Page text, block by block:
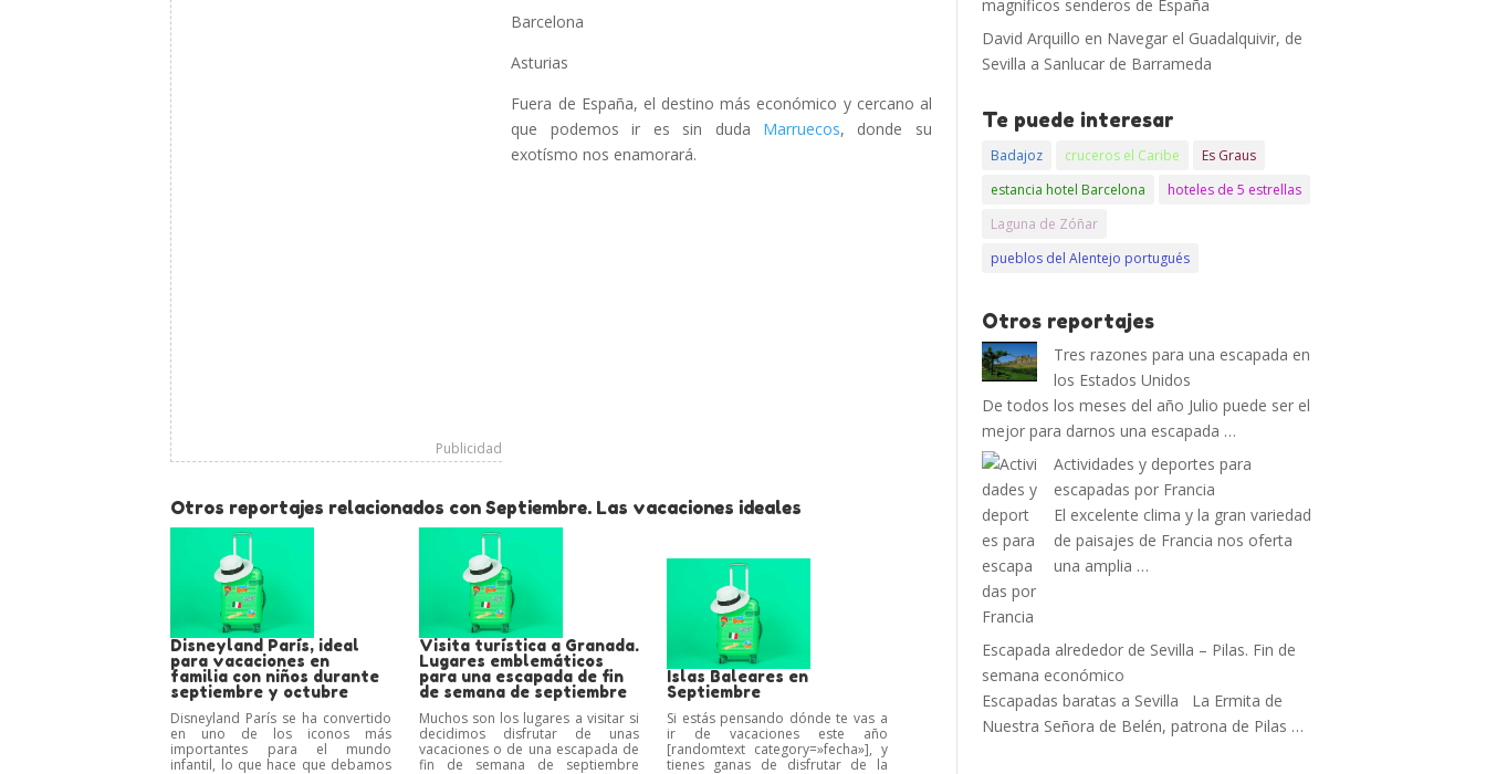
Publicidad
Barcelona
Asturias
Fuera de España, el destino más económico y cercano al
que podemos ir es sin duda Marruecos, donde su
exotísmo nos enamorará.
Otros reportajes relacionados con Septiembre. Las vacaciones ideales
Disneyland París, ideal
para vacaciones en
familia con niños durante
septiembre y octubre
Disneyland París se ha convertido
en uno de los iconos más
importantes para el mundo
infantil, lo que hace que debamos
Visita turística a Granada.
Lugares emblemáticos
para una escapada de fin
de semana de septiembre
Muchos son los lugares a visitar si
decidimos disfrutar de unas
vacaciones o de una escapada de
fin de semana de septiembre
Islas Baleares en
Septiembre
Si estás pensando dónde te vas a
ir de vacaciones este año
[randomtext category=»fecha»], y
tienes ganas de disfrutar de la
magníficos senderos de España
David Arquillo en Navegar el Guadalquivir, de
Sevilla a Sanlucar de Barrameda
Te puede interesar
Badajoz cruceros el Caribe
Es Graus
estancia hotel Barcelona
hoteles de 5 estrellas
Laguna de Zóñar
pueblos del Alentejo portugués
Otros reportajes
Tres razones para una escapada en
los Estados Unidos
De todos los meses del año Julio puede ser el
mejor para darnos una escapada …
Actividades y deportes para
escapadas por Francia
El excelente clima y la gran variedad
de paisajes de Francia nos oferta
una amplia …
Escapada alrededor de Sevilla – Pilas. Fin de
semana económico
Escapadas baratas a Sevilla La Ermita de
Nuestra Señora de Belén, patrona de Pilas …